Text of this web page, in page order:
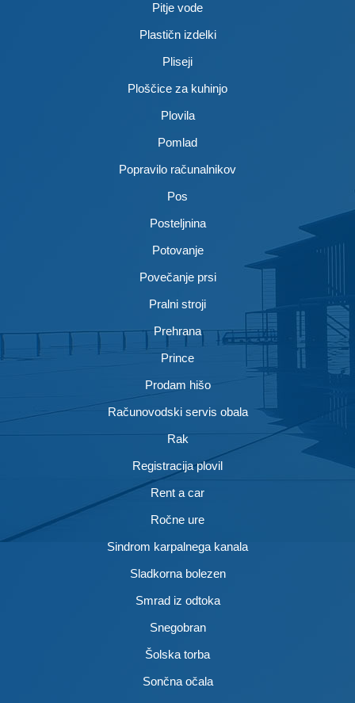
Pitje vode
Plastičn izdelki
Pliseji
Ploščice za kuhinjo
Plovila
Pomlad
Popravilo računalnikov
Pos
Posteljnina
Potovanje
Povečanje prsi
Pralni stroji
Prehrana
Prince
Prodam hišo
Računovodski servis obala
Rak
Registracija plovil
Rent a car
Ročne ure
Sindrom karpalnega kanala
Sladkorna bolezen
Smrad iz odtoka
Snegobran
Šolska torba
Sončna očala